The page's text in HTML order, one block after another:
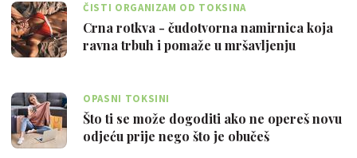
ČISTI ORGANIZAM OD TOKSINA
Crna rotkva - čudotvorna namirnica koja
ravna trbuh i pomaže u mršavljenju
OPASNI TOKSINI
Što ti se može dogoditi ako ne opereš novu
odjeću prije nego što je obučeš